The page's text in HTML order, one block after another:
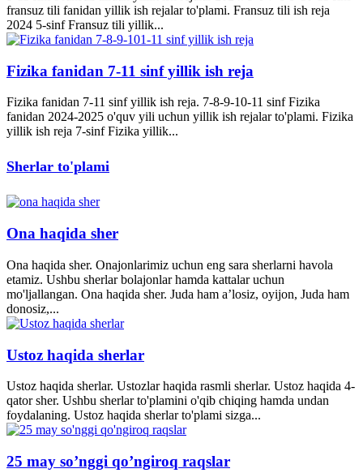
fransuz tili fanidan yillik ish rejalar to'plami. Fransuz tili ish reja
2024 5-sinf Fransuz tili yillik...
Fizika fanidan 7-11 sinf yillik ish reja
Fizika fanidan 7-11 sinf yillik ish reja. 7-8-9-10-11 sinf Fizika
fanidan 2024-2025 o'quv yili uchun yillik ish rejalar to'plami. Fizika
yillik ish reja 7-sinf Fizika yillik...
Sherlar to'plami
Ona haqida sher
Ona haqida sher. Onajonlarimiz uchun eng sara sherlarni havola
etamiz. Ushbu sherlar bolajonlar hamda kattalar uchun
mo'ljallangan. Ona haqida sher. Juda ham a’losiz, oyijon, Juda ham
donosiz,...
Ustoz haqida sherlar
Ustoz haqida sherlar. Ustozlar haqida rasmli sherlar. Ustoz haqida 4-
qator sher. Ushbu sherlar to'plamini o'qib chiqing hamda undan
foydalaning. Ustoz haqida sherlar to'plami sizga...
25 may so’nggi qo’ngiroq raqslar